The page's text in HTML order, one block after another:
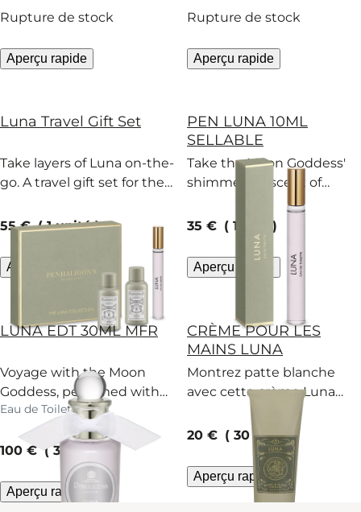
sapin baumier.
Rupture de stock
Aperçu rapide
Rupture de stock
Aperçu rapide
Luna Travel Gift Set
Take layers of Luna on-the-
go. A travel gift set for the
current price
55 € 1 unité
Aperçu rapide
PEN LUNA 10ML
SELLABLE
Take the Moon Goddess'
shimmering scent of
orange, jasmine and fir
with you where you go.
current price
35 € 10 ml
Aperçu rapide
LUNA EDT 30ML MFR
Voyage with the Moon
Goddess, perfumed with
orange, jasmine and fir.
Surrender.
Eau de Toilette
current price
100 € 30 ml
Aperçu rapide
CRÈME POUR LES
MAINS LUNA
Montrez patte blanche
avec cette crème Luna
apaisante, parfumée d’une
rose sans épines.
current price
20 € 30 ml
Aperçu rapide